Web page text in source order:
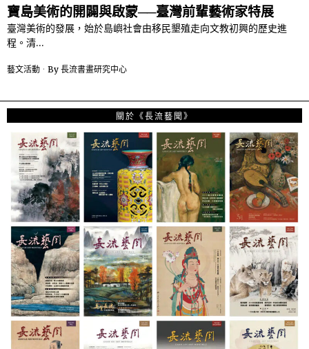
寶島美術的開闢與啟蒙──臺灣前輩藝術家特展
臺灣美術的發展，始於島嶼社會由移民墾殖走向文教初興的歷史進
程。清…
藝文活動 By 長流書畫研究中心
關於《長流藝聞》